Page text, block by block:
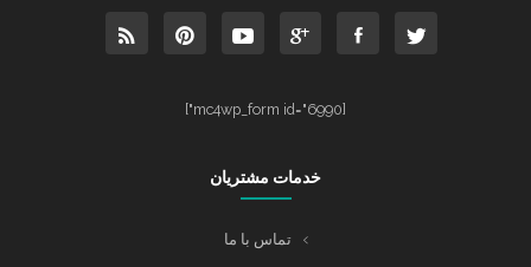
[mc4wp_form id="6990"]
خدمات مشتریان
تماس با ما